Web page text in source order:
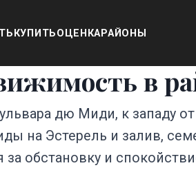
КУПИТЬОЦЕНКАРАЙОНЫ
в
дю Миди, к западу от
на Эстерель и залив,
за обстановку и